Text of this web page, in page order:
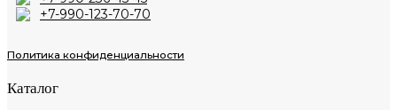
+7-990-123-70-70
Политика конфиденциальности
Каталог